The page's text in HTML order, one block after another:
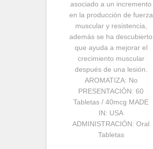
asociado a un incremento
en la producción de fuerza
muscular y resistencia,
además se ha descubierto
que ayuda a mejorar el
crecimiento muscular
después de una lesión.
AROMATIZA: No
PRESENTACIÓN: 60
Tabletas / 40mcg MADE
IN: USA
ADMINISTRACIÓN: Oral
Tabletas